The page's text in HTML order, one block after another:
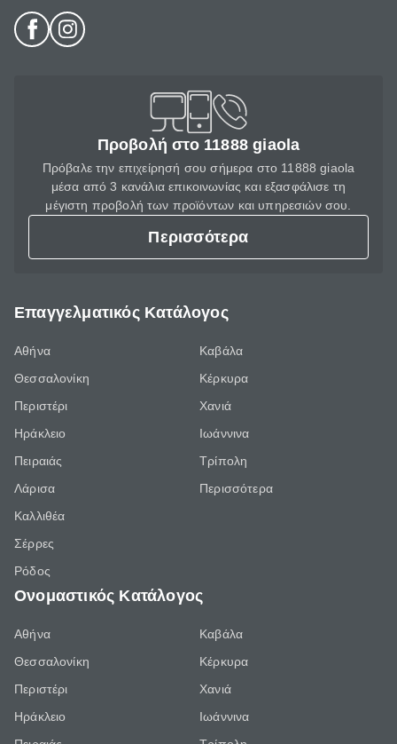
Προβολή στο 11888 giaola
Πρόβαλε την επιχείρησή σου σήμερα στο 11888 giaola
μέσα από 3 κανάλια επικοινωνίας και εξασφάλισε τη
μέγιστη προβολή των προϊόντων και υπηρεσιών σου.
Περισσότερα
Επαγγελματικός Κατάλογος
Αθήνα
Θεσσαλονίκη
Περιστέρι
Ηράκλειο
Πειραιάς
Λάρισα
Καλλιθέα
Σέρρες
Ρόδος
Καβάλα
Κέρκυρα
Χανιά
Ιωάννινα
Τρίπολη
Περισσότερα
Ονομαστικός Κατάλογος
Αθήνα
Θεσσαλονίκη
Περιστέρι
Ηράκλειο
Καβάλα
Κέρκυρα
Χανιά
Ιωάννινα